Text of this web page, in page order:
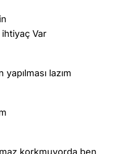
ihtiyaç Var
lazım
korkmuyorda ben